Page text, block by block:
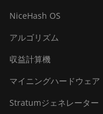
NiceHash OS
アルゴリズム
収益計算機
マイニングハードウェア
Stratumジェネレーター